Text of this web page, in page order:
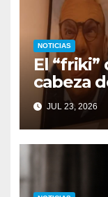
NOTICIAS
El
cabeza
JUL 23, 2026